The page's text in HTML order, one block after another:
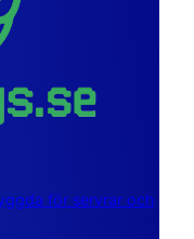
för servrar och